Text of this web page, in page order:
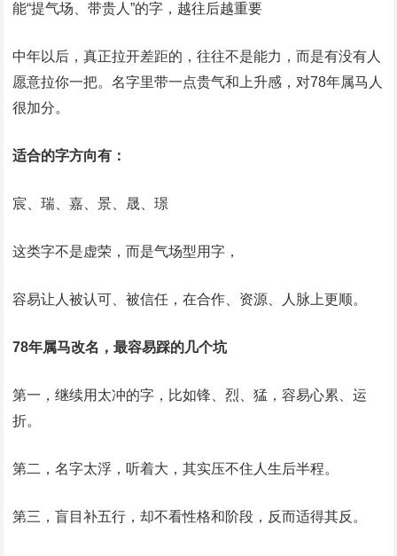
能“提气场、带贵人”的字，越往后越重要
中年以后，真正拉开差距的，往往不是能力，而是有没有人
愿意拉你一把。名字里带一点贵气和上升感，对78年属马人
很加分。
适合的字方向有：
宸、瑞、嘉、景、晟、璟
这类字不是虚荣，而是气场型用字，
容易让人被认可、被信任，在合作、资源、人脉上更顺。
78年属马改名，最容易踩的几个坑
第一，继续用太冲的字，比如锋、烈、猛，容易心累、运
折。
第二，名字太浮，听着大，其实压不住人生后半程。
第三，盲目补五行，却不看性格和阶段，反而适得其反。